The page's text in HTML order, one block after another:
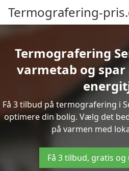
Termografering-
Termografering
varmetab og spar
Få 3 tilbud på termografering i
optimere din bolig. Vælg det
på varmen med
Få 3 tilbud, gratis